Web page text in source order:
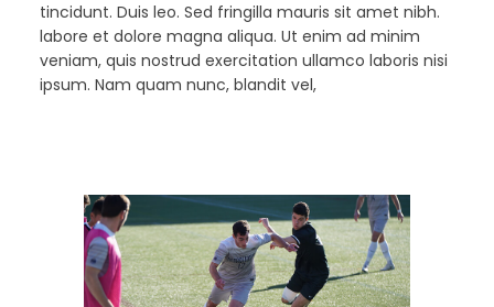
tincidunt. Duis leo. Sed fringilla mauris sit amet nibh.
labore et dolore magna aliqua. Ut enim ad minim
veniam, quis nostrud exercitation ullamco laboris nisi
ipsum. Nam quam nunc, blandit vel,